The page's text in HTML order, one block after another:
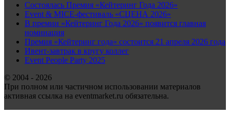
Состоялась Премия «Кейтеринг Года 2026»
Event & MICE-фестиваль «СЦЕНА 2026»
В премии «Кейтеринг Года 2026» появится главная
номинация
Премия «Кейтеринг года» состоится 21 апреля 2026 года
Ивент-завтрак в кругу коллег
Event People Party 2025
© 2004 - 2026
При полном или частичном использовании материалов
активная ссылка на eventmarket.ru обязательна.